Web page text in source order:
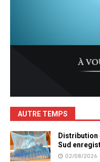
AUTRE TEMPS
Distribution
Sud
02/08/2026